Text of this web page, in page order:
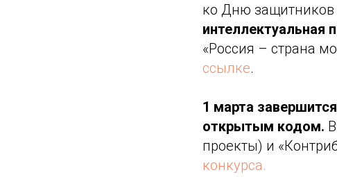
ко Дню защитников
интеллектуальная
«Россия – страна
ссылке.
1 марта
открытым кодом.
проекты) и
конкурса.